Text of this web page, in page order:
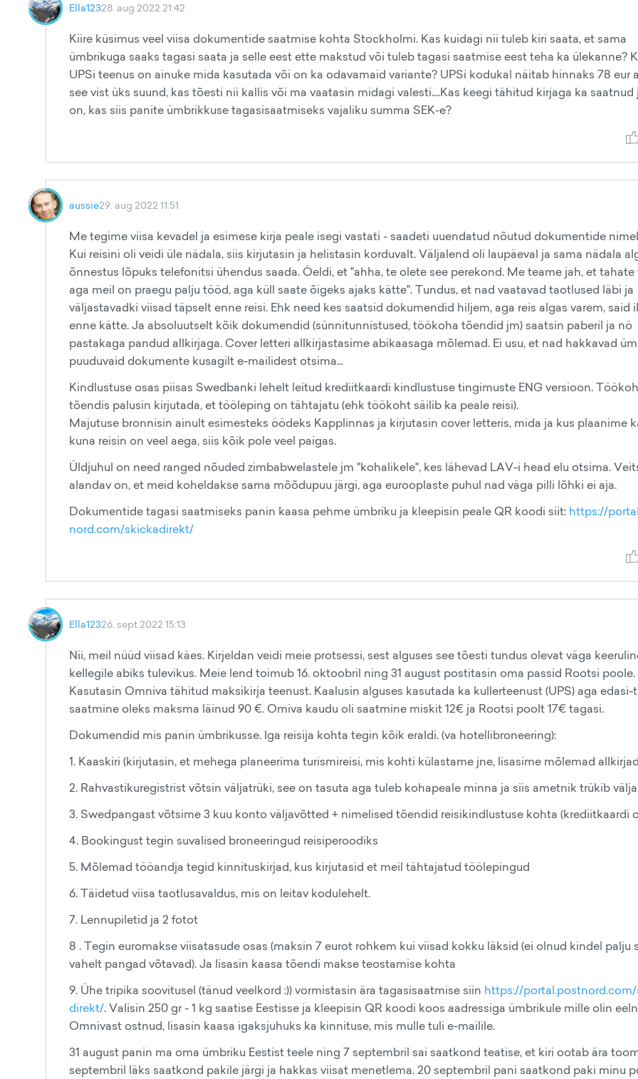
Ella12328. aug 2022 21:42
Kiire küsimus veel viisa dokumentide saatmise kohta Stockholmi. Kas kuidagi nii tuleb kiri saata, et sama
ümbrikuga saaks tagasi saata ja selle eest ette makstud või tuleb tagasi saatmise eest teha ka ülekanne?
UPSi teenus on ainuke mida kasutada või on ka odavamaid variante? UPSi kodukal näitab hinnaks 78 eur
see vist üks suund, kas tõesti nii kallis või ma vaatasin midagi valesti....Kas keegi tähitud kirjaga ka saatnud
on, kas siis panite ümbrikkuse tagasisaatmiseks vajaliku summa SEK-e?
aussie29. aug 2022 11:51
Me tegime viisa kevadel ja esimese kirja peale isegi vastati - saadeti uuendatud nõutud dokumentide
Kui reisini oli veidi üle nädala, siis kirjutasin ja helistasin korduvalt. Väljalend oli laupäeval ja sama nädala
õnnestus lõpuks telefonitsi ühendus saada. Öeldi, et "ahha, te olete see perekond. Me teame jah, et tahate
aga meil on praegu palju tööd, aga küll saate õigeks ajaks kätte". Tundus, et nad vaatavad taotlused läbi ja
väljastavadki viisad täpselt enne reisi. Ehk need kes saatsid dokumendid hiljem, aga reis algas varem, said
enne kätte. Ja absoluutselt kõik dokumendid (sünnitunnistused, töökoha tõendid jm) saatsin paberil ja nö
pastakaga pandud allkirjaga. Cover letteri allkirjastasime abikaasaga mõlemad. Ei usu, et nad hakkavad
puuduvaid dokumente kusagilt e-mailidest otsima...
Kindlustuse osas piisas Swedbanki lehelt leitud krediitkaardi kindlustuse tingimuste ENG versioon.
tõendis palusin kirjutada, et tööleping on tähtajatu (ehk töökoht säilib ka peale reisi).
Majutuse bronnisin ainult esimesteks öödeks Kapplinnas ja kirjutasin cover letteris, mida ja kus plaanime
kuna reisin on veel aega, siis kõik pole veel paigas.
Üldjuhul on need ranged nõuded zimbabwelastele jm "kohalikele", kes lähevad LAV-i head elu otsima.
alandav on, et meid koheldakse sama mõõdupuu järgi, aga eurooplaste puhul nad väga pilli lõhki ei aja.
Dokumentide tagasi saatmiseks panin kaasa pehme ümbriku ja kleepisin peale QR koodi siit: https://
nord.com/skickadirekt/
Ella12326. sept 2022 15:13
Nii, meil nüüd viisad käes. Kirjeldan veidi meie protsessi, sest alguses see tõesti tundus olevat väga
kellegile abiks tulevikus. Meie lend toimub 16. oktoobril ning 31 august postitasin oma passid Rootsi poole.
Kasutasin Omniva tähitud maksikirja teenust. Kaalusin alguses kasutada ka kullerteenust (UPS) aga edasi-
saatmine oleks maksma läinud 90 €. Omiva kaudu oli saatmine miskit 12€ ja Rootsi poolt 17€ tagasi.
Dokumendid mis panin ümbrikusse. Iga reisija kohta tegin kõik eraldi. (va hotellibroneering):
1. Kaaskiri (kirjutasin, et mehega planeerima turismireisi, mis kohti külastame jne, lisasime mõlemad
2. Rahvastikuregistrist võtsin väljatrüki, see on tasuta aga tuleb kohapeale minna ja siis ametnik trükib
3. Swedpangast võtsime 3 kuu konto väljavõtted + nimelised tõendid reisikindlustuse kohta (krediitkaardi
4. Bookingust tegin suvalised broneeringud reisiperoodiks
5. Mõlemad tööandja tegid kinnituskirjad, kus kirjutasid et meil tähtajatud töölepingud
6. Täidetud viisa taotlusavaldus, mis on leitav kodulehelt.
7. Lennupiletid ja 2 fotot
8 . Tegin euromakse viisatasude osas (maksin 7 eurot rohkem kui viisad kokku läksid (ei olnud kindel palju
vahelt pangad võtavad). Ja lisasin kaasa tõendi makse teostamise kohta
9. Ühe tripika soovitusel (tänud veelkord :)) vormistasin ära tagasisaatmise siin https://
direkt/. Valisin 250 gr - 1 kg saatise Eestisse ja kleepisin QR koodi koos aadressiga ümbrikule mille olin
Omnivast ostnud, lisasin kaasa igaksjuhuks ka kinnituse, mis mulle tuli e-mailile.
31 august panin ma oma ümbriku Eestist teele ning 7 septembril sai saatkond teatise, et kiri ootab ära
septembril läks saatkond pakile järgi ja hakkas viisat menetlema. 20 septembril pani saatkond paki minu